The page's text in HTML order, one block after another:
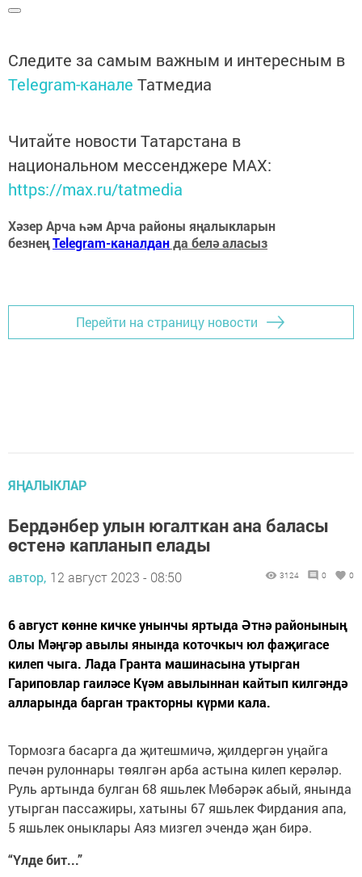
Следите за самым важным и интересным в
Telegram-канале Татмедиа
Читайте новости Татарстана в
национальном мессенджере MАХ:
https://max.ru/tatmedia
Хәзер Арча һәм Арча районы яңалыкларын
безнеңTelegram-каналданда белә аласыз
Перейти на страницу новости
ЯҢАЛЫКЛАР
Бердәнбер улын югалткан ана баласы
өстенә капланып елады
автор, 12 август 2023 - 08:50 3124 0 0
6 август көнне кичке унынчы яртыда Әтнә районының
Олы Мәңгәр авылы янында коточкыч юл фаҗигасе
килеп чыга. Лада Гранта машинасына утырган
Гариповлар гаиләсе Күәм авылыннан кайтып килгәндә
алларында барган тракторны күрми кала.
Тормозга басарга да җитешмичә, җилдергән уңайга
печән рулоннары төялгән арба астына килеп керәләр.
Руль артында булган 68 яшьлек Мөбәрәк абый, янында
утырган пассажиры, хатыны 67 яшьлек Фирдания апа,
5 яшьлек оныклары Аяз мизгел эчендә җан бирә.
“Үлде бит...”